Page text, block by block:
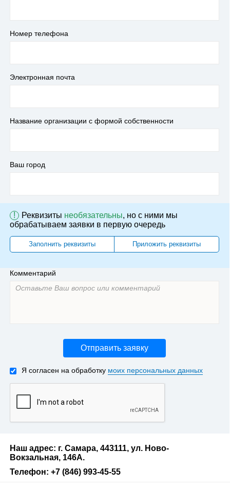
Номер телефона
Электронная почта
Название организации с формой собственности
Ваш город
! Реквизиты необязательны, но с ними мы
обрабатываем заявки в первую очередь
Заполнить реквизиты Приложить реквизиты
Комментарий
Отправить заявку
Я согласен на обработку моих персональных данных
Наш адрес: г. Самара, 443111, ул. Ново-
Вокзальная, 146А.
Телефон: +7 (846) 993-45-55